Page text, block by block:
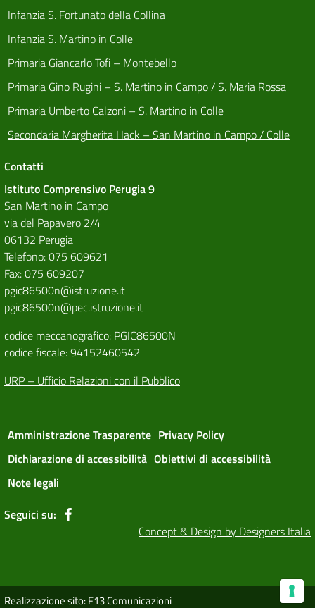
Infanzia S. Fortunato della Collina
Infanzia S. Martino in Colle
Primaria Giancarlo Tofi – Montebello
Primaria Gino Rugini – S. Martino in Campo / S. Maria Rossa
Primaria Umberto Calzoni – S. Martino in Colle
Secondaria Margherita Hack – San Martino in Campo / Colle
Contatti
Istituto Comprensivo Perugia 9
San Martino in Campo
via del Papavero 2/4
06132 Perugia
Telefono: 075 609621
Fax: 075 609207
pgic86500n@istruzione.it
pgic86500n@pec.istruzione.it
codice meccanografico: PGIC86500N
codice fiscale: 94152460542
URP – Ufficio Relazioni con il Pubblico
Amministrazione Trasparente Privacy Policy
Dichiarazione di accessibilità Obiettivi di accessibilità
Note legali
Seguici su:
Concept & Design by Designers Italia
Realizzazione sito: F13 Comunicazioni Le